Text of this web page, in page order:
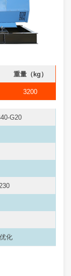
重量（kg）
3200
G20
化